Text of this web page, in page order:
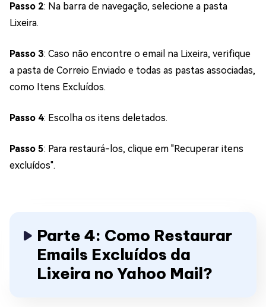
Passo 2: Na barra de navegação, selecione a pasta
Lixeira.
Passo 3: Caso não encontre o email na Lixeira, verifique
a pasta de Correio Enviado e todas as pastas associadas,
como Itens Excluídos.
Passo 4: Escolha os itens deletados.
Passo 5: Para restaurá-los, clique em "Recuperar itens
excluídos".
Parte 4: Como Restaurar
Emails Excluídos da
Lixeira no Yahoo Mail?